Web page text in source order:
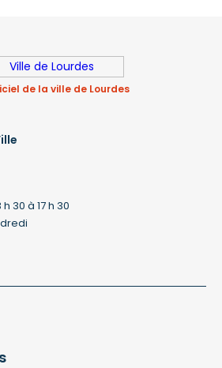
de la ville de Lourdes
30 à 17 h 30